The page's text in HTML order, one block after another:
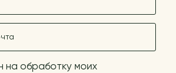
на обработку моих